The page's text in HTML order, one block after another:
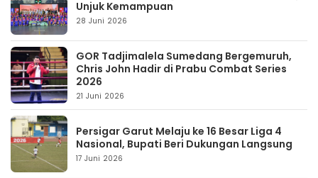
Unjuk Kemampuan
28 Juni 2026
GOR Tadjimalela Sumedang Bergemuruh,
Chris John Hadir di Prabu Combat Series
2026
21 Juni 2026
Persigar Garut Melaju ke 16 Besar Liga 4
Nasional, Bupati Beri Dukungan Langsung
17 Juni 2026